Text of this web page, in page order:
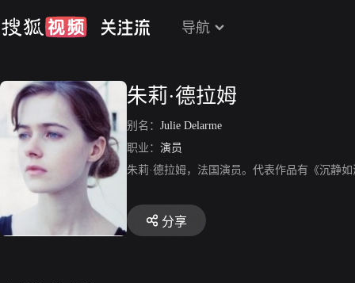
导航
朱莉·德拉姆
别名： Julie Delarme
职业： 演员
朱莉·德拉姆，法国演员。代表作品有《沉静
分享